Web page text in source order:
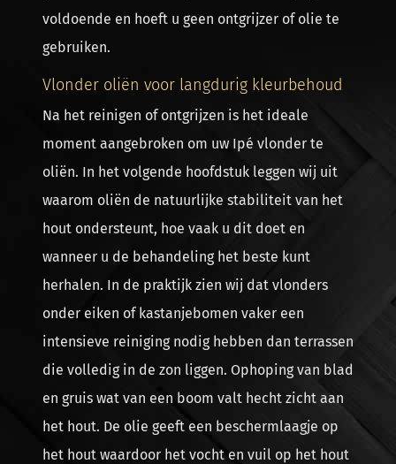
voldoende en hoeft u geen ontgrijzer of olie te
gebruiken.
Vlonder oliën voor langdurig kleurbehoud
Na het reinigen of ontgrijzen is het ideale
moment aangebroken om uw Ipé vlonder te
oliën. In het volgende hoofdstuk leggen wij uit
waarom oliën de natuurlijke stabiliteit van het
hout ondersteunt, hoe vaak u dit doet en
wanneer u de behandeling het beste kunt
herhalen. In de praktijk zien wij dat vlonders
onder eiken of kastanjebomen vaker een
intensieve reiniging nodig hebben dan terrassen
die volledig in de zon liggen. Ophoping van blad
en gruis wat van een boom valt hecht zicht aan
het hout. De olie geeft een beschermlaagje op
het hout waardoor het vocht en vuil op het hout